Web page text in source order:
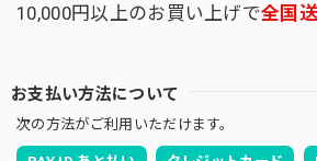
10,000円以上のお買い上げで全国
お支払い方法について
次の方法がご利用いただけます。